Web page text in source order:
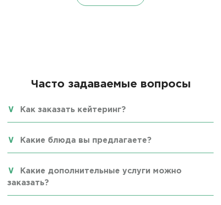
Часто задаваемые вопросы
Как заказать кейтеринг?
Какие блюда вы предлагаете?
Какие дополнительные услуги можно
заказать?